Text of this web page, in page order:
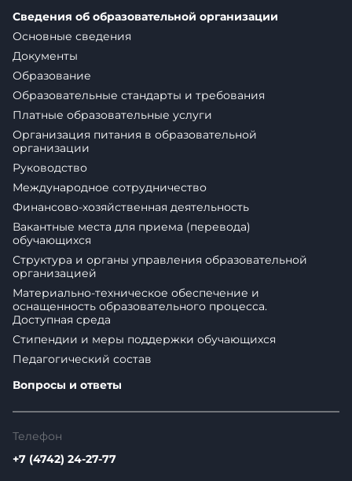
Сведения об образовательной организации
Основные сведения
Документы
Образование
Образовательные стандарты и требования
Платные образовательные услуги
Организация питания в образовательной
организации
Руководство
Международное сотрудничество
Финансово-хозяйственная деятельность
Вакантные места для приема (перевода)
обучающихся
Структура и органы управления образовательной
организацией
Материально-техническое обеспечение и
оснащенность образовательного процесса.
Доступная среда
Стипендии и меры поддержки обучающихся
Педагогический состав
Вопросы и ответы
Телефон
+7 (4742) 24-27-77